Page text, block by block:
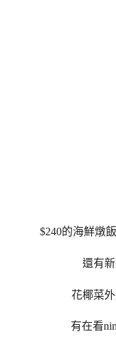
$240的海鮮燉
還有
花椰菜
有在看